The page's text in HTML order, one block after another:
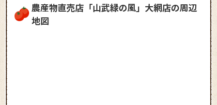
農産物直売店「山武緑の風」大網店の周辺
地図